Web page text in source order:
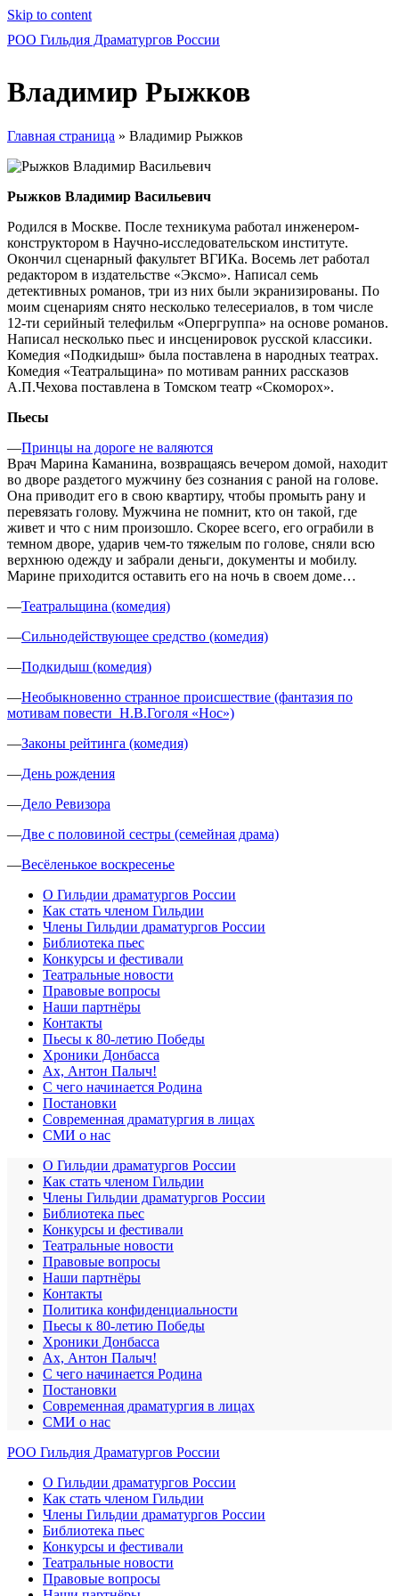
Skip to content
РОО Гильдия Драматургов России
Владимир Рыжков
Главная страница » Владимир Рыжков
Рыжков Владимир Васильевич
Родился в Москве. После техникума работал инженером-
конструктором в Научно-исследовательском институте.
Окончил сценарный факультет ВГИКа. Восемь лет работал
редактором в издательстве «Эксмо». Написал семь
детективных романов, три из них были экранизированы. По
моим сценариям снято несколько телесериалов, в том числе
12-ти серийный телефильм «Опергруппа» на основе романов.
Написал несколько пьес и инсценировок русской классики.
Комедия «Подкидыш» была поставлена в народных театрах.
Комедия «Театральщина» по мотивам ранних рассказов
А.П.Чехова поставлена в Томском театр «Скоморох».
Пьесы
—Принцы на дороге не валяются
Врач Марина Каманина, возвращаясь вечером домой, находит
во дворе раздетого мужчину без сознания с раной на голове.
Она приводит его в свою квартиру, чтобы промыть рану и
перевязать голову. Мужчина не помнит, кто он такой, где
живет и что с ним произошло. Скорее всего, его ограбили в
темном дворе, ударив чем-то тяжелым по голове, сняли всю
верхнюю одежду и забрали деньги, документы и мобилу.
Марине приходится оставить его на ночь в своем доме…
—Театральщина (комедия)
—Сильнодействующее средство (комедия)
—Подкидыш (комедия)
—Необыкновенно странное происшествие (фантазия по
мотивам повести Н.В.Гоголя «Нос»)
—Законы рейтинга (комедия)
—День рождения
—Дело Ревизора
—Две с половиной сестры (семейная драма)
—Весёленькое воскресенье
О Гильдии драматургов России
Как стать членом Гильдии
Члены Гильдии драматургов России
Библиотека пьес
Конкурсы и фестивали
Театральные новости
Правовые вопросы
Наши партнёры
Контакты
Пьесы к 80-летию Победы
Хроники Донбасса
Ах, Антон Палыч!
С чего начинается Родина
Постановки
Современная драматургия в лицах
СМИ о нас
О Гильдии драматургов России
Как стать членом Гильдии
Члены Гильдии драматургов России
Библиотека пьес
Конкурсы и фестивали
Театральные новости
Правовые вопросы
Наши партнёры
Контакты
Политика конфиденциальности
Пьесы к 80-летию Победы
Хроники Донбасса
Ах, Антон Палыч!
С чего начинается Родина
Постановки
Современная драматургия в лицах
СМИ о нас
РОО Гильдия Драматургов России
О Гильдии драматургов России
Как стать членом Гильдии
Члены Гильдии драматургов России
Библиотека пьес
Конкурсы и фестивали
Театральные новости
Правовые вопросы